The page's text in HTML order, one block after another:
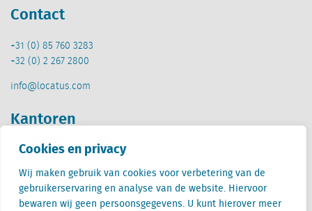
Cookies en privacy
Wij maken gebruik van cookies voor verbetering van de
gebruikerservaring en analyse van de website. Hiervoor
bewaren wij geen persoonsgegevens. U kunt hierover meer
Contact
+31 (0) 85 760 3283
+32 (0) 2 267 2800
info@locatus.com
Kantoren
Nederland (hoofdkantoor)
Creative Valley
Stationsplein 32
3511 ED Utrecht